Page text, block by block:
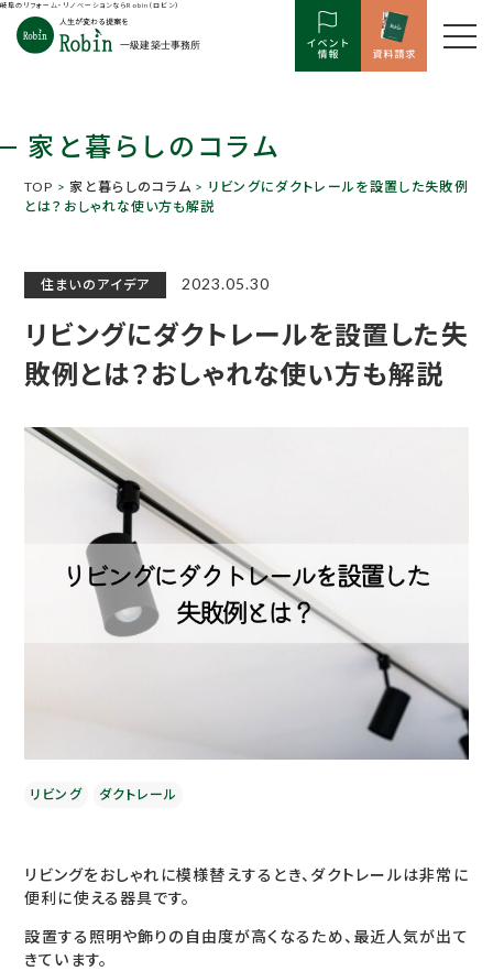
岐阜のリフォーム・リノベーションならRobin（ロビン）
家と暮らしのコラム
TOP >家と暮らしのコラム > リビングにダクトレールを設置した失敗例
とは？おしゃれな使い方も解説
住まいのアイデア 2023.05.30
リビングにダクトレールを設置した失
敗例とは？おしゃれな使い方も解説
リビング ダクトレール
リビングをおしゃれに模様替えするとき、ダクトレールは非常に
便利に使える器具です。
設置する照明や飾りの自由度が高くなるため、最近人気が出て
きています。